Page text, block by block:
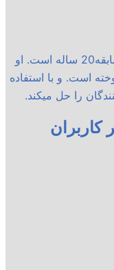
دعانویس انلاین بهترین دعانویس ایران با سابقه20 ساله است. او
است. و با استفاده
را حل میکند.
کاربران